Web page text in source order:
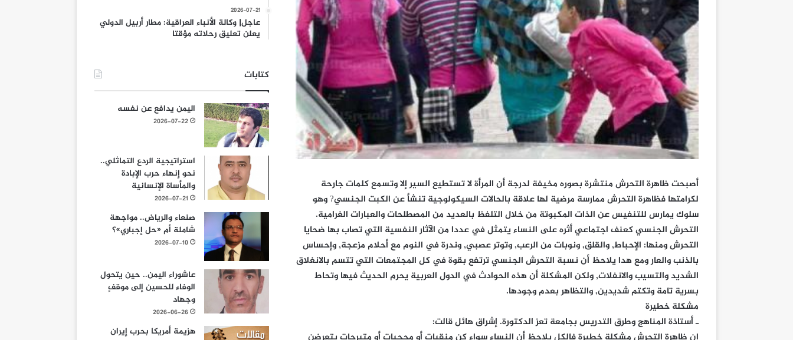
أصبحت ظاهرة التحرش منتشرة بصوره مخيفة لدرجة أن المرأة لا تستطيع السير إلا وتسمع كلمات جارحة
لكرامتها فظاهرة التحرش ممارسة مرضية لها علاقة بالحالات السيكولوجية تنشأ عن الكبت الجنسي? وهو
سلوك يمارس للتنفيس عن الذات المكبوتة من خلال التلفظ بالعديد من المصطلحات والعبارات الغرامية.
التحرش الجنسي كعنف اجتماعي أثره على النساء يتمثل في عددا من الآثار النفسية التي تصاب بها ضحايا
التحرش ومنها: الإحباط, والقلق, ونوبات من الرعب, وتوتر عصبي, وندرة في النوم مع أحلام مزعجة, وإحساس
بالذنب والعار ومع هدا يلاحظ أن نسبة التحرش الجنسي ترتفع بقوة في كل المجتمعات التي تتسم بالانغلاق
الشديد والتسيب والانفلات, ولكن المشكلة أن هذه الحوادث في الدول العربية يحرم الحديث فيها وتحاط
بسرية تامة وتكتم شديدين, والتظاهر بعدم وجودها.
مشكلة خطيرة
ـ أستاذة المناهج وطرق التدريس بجامعة تعز الدكتورة. إشراق هائل قالت:
2026-07-21
عاجل| وكالة الأنباء العراقية: مطار أربيل الدولي
يعلن تعليق رحلاته مؤقتا
كتابات
اليمن يدافع عن نفسه
2026-07-22
استراتيجية الردع التماثلي..
نحو إنهاء حرب الإبادة
والمأساة الإنسانية
2026-07-21
صنعاء والرياض.. مواجهة
شاملة أم «حل إجباري»؟
2026-07-10
عاشوراء اليمن.. حين يتحول
الوفاء للحسين إلى موقفٍ
وجهاد
2026-06-26
هزيمة أمريكا بحرب إيران